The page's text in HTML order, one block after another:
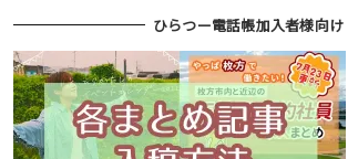
ひらつー電話帳加入者様向け